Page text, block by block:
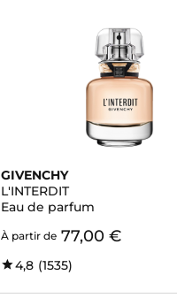
GIVENCHY
L'INTERDIT
Eau de parfum
À partir de 77,00 €
4,8 (1535)